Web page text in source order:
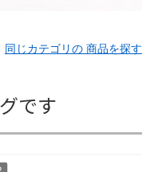
同じカテゴリの 商品を探す
です